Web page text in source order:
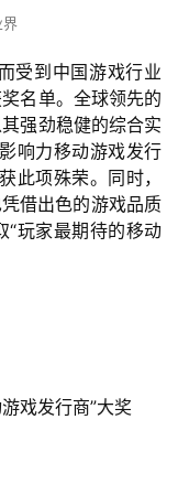
界
受到中国游戏行业
名单。全球领先的
强劲稳健的综合实
响力移动游戏发行
此项殊荣。同时，
借出色的游戏品质
“玩家最期待的移动
戏发行商”大奖